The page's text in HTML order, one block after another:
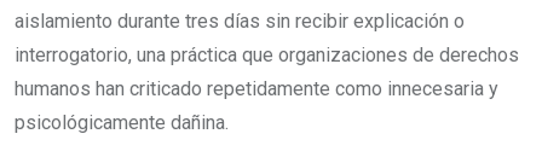
aislamiento durante tres días sin recibir explicación o
interrogatorio, una práctica que organizaciones de derechos
humanos han criticado repetidamente como innecesaria y
psicológicamente dañina.